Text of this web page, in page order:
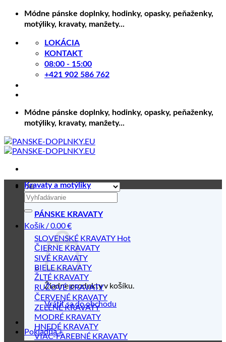
Skip
Módne pánske doplnky, hodinky, opasky, peňaženky,
motýliky, kravaty, manžety...
LOKÁCIA
KONTAKT
08:00 - 15:00
+421 902 586 762
Módne pánske doplnky, hodinky, opasky, peňaženky,
motýliky, kravaty, manžety...
Hľadať:
Košík /0.00€
Žiadne produkty v košíku.
Vrátiť sa do obchodu
Pokladňa+
Kravaty a motýliky
PÁNSKE KRAVATY
SLOVENSKÉ KRAVATY
ČIERNE KRAVATY
SIVÉ KRAVATY
BIELE KRAVATY
ŽLTÉ KRAVATY
RUŽOVÉ KRAVATY
ČERVENÉ KRAVATY
ZELENÉ KRAVATY
MODRÉ KRAVATY
HNEDÉ KRAVATY
VIAC-FAREBNÉ KRAVATY